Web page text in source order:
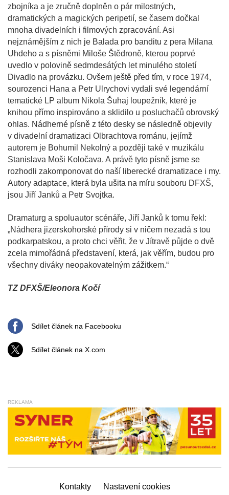
zbojníka a je zručně doplněn o pár milostných,
dramatických a magických peripetií, se časem dočkal
mnoha divadelních i filmových zpracování. Asi
nejznámějším z nich je Balada pro banditu z pera Milana
Uhdeho a s písněmi Miloše Štědroně, kterou poprvé
uvedlo v polovině sedmdesátých let minulého století
Divadlo na provázku. Ovšem ještě před tím, v roce 1974,
sourozenci Hana a Petr Ulrychovi vydali své legendární
tematické LP album Nikola Šuhaj loupežník, které je
knihou přímo inspirováno a sklidilo u posluchačů obrovský
ohlas. Nádherné písně z této desky se následně objevily
v divadelní dramatizaci Olbrachtova románu, jejímž
autorem je Bohumil Nekolný a později také v muzikálu
Stanislava Moši Koločava. A právě tyto písně jsme se
rozhodli zakomponovat do naší liberecké dramatizace i my.
Autory adaptace, která byla ušita na míru souboru DFXŠ,
jsou Jiří Janků a Petr Svojtka.
Dramaturg a spoluautor scénáře, Jiří Janků k tomu řekl:
„Nádhera jizerskohorské přírody si v ničem nezadá s tou
podkarpatskou, a proto chci věřit, že v Jítravě půjde o dvě
zcela mimořádná představení, která, jak věřím, budou pro
všechny diváky neopakovatelným zážitkem.“
TZ DFXŠ/Eleonora Kočí
Sdílet článek na Facebooku
Sdílet článek na X.com
REKLAMA
Kontakty Nastavení cookies